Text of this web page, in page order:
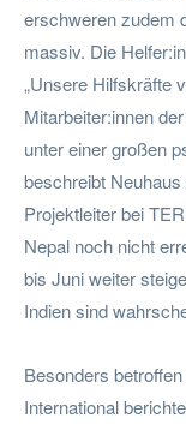
erschweren zudem
massiv. Die
„Unsere Hilfskräfte
Mitarbeiter:innen
unter einer großen
beschreibt
Projektleiter bei
Nepal noch nicht
bis Juni weiter
Indien sind
Besonders
International